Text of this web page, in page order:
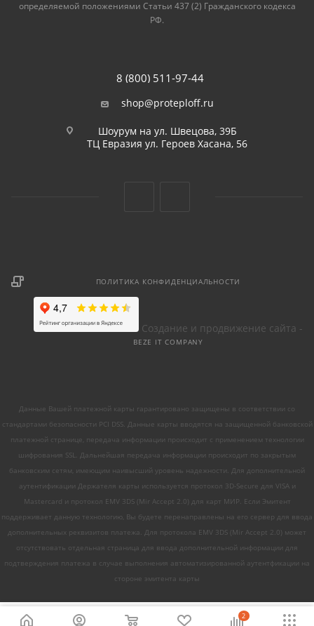
определяемой положениями Статьи 437 (2) Гражданского кодекса
РФ.
8 (800) 511-97-44
shop@proteploff.ru
Шоурум на ул. Швецова, 39Б
ТЦ Евразия ул. Героев Хасана, 56
ПОЛИТИКА КОНФИДЕНЦИАЛЬНОСТИ
Создание и продвижение сайта -
BEZE IT COMPANY
Данные Вашей платежной карты гарантировано защищены в соответствии со
стандартами безопасности PCI DSS. Данные карты вводятся на защищенной банковской
платежной странице, передача информации происходит с применением технологии
шифрования SSL. Дальнейшая передача информации происходит по закрытым
банковским сетям, имеющим наивысший уровень надежности. Для дополнительной
аутентификации Держателя карты используется протокол 3D-Secure для VISA и
Mastercard и протокол EMV 3DS (Mir Accept 2.0) для карт МИР. Если Эмитент
поддерживает данную технологию, Вы будете перенаправлены на его сервер для ввода
дополнительных реквизитов платежа. Для протокола EMV 3DS (Mir Accept 2.0) может
отсутствовать отдельная страница для ввода дополнительной информации для
подтверждения платежа в случае выполнения автоматизированной аутентфикации на
стороне эмитента карты
2